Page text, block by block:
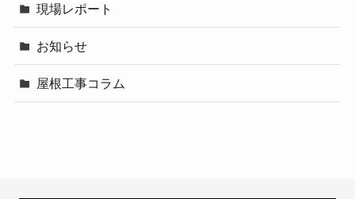
現場レポート
お知らせ
屋根工事コラム